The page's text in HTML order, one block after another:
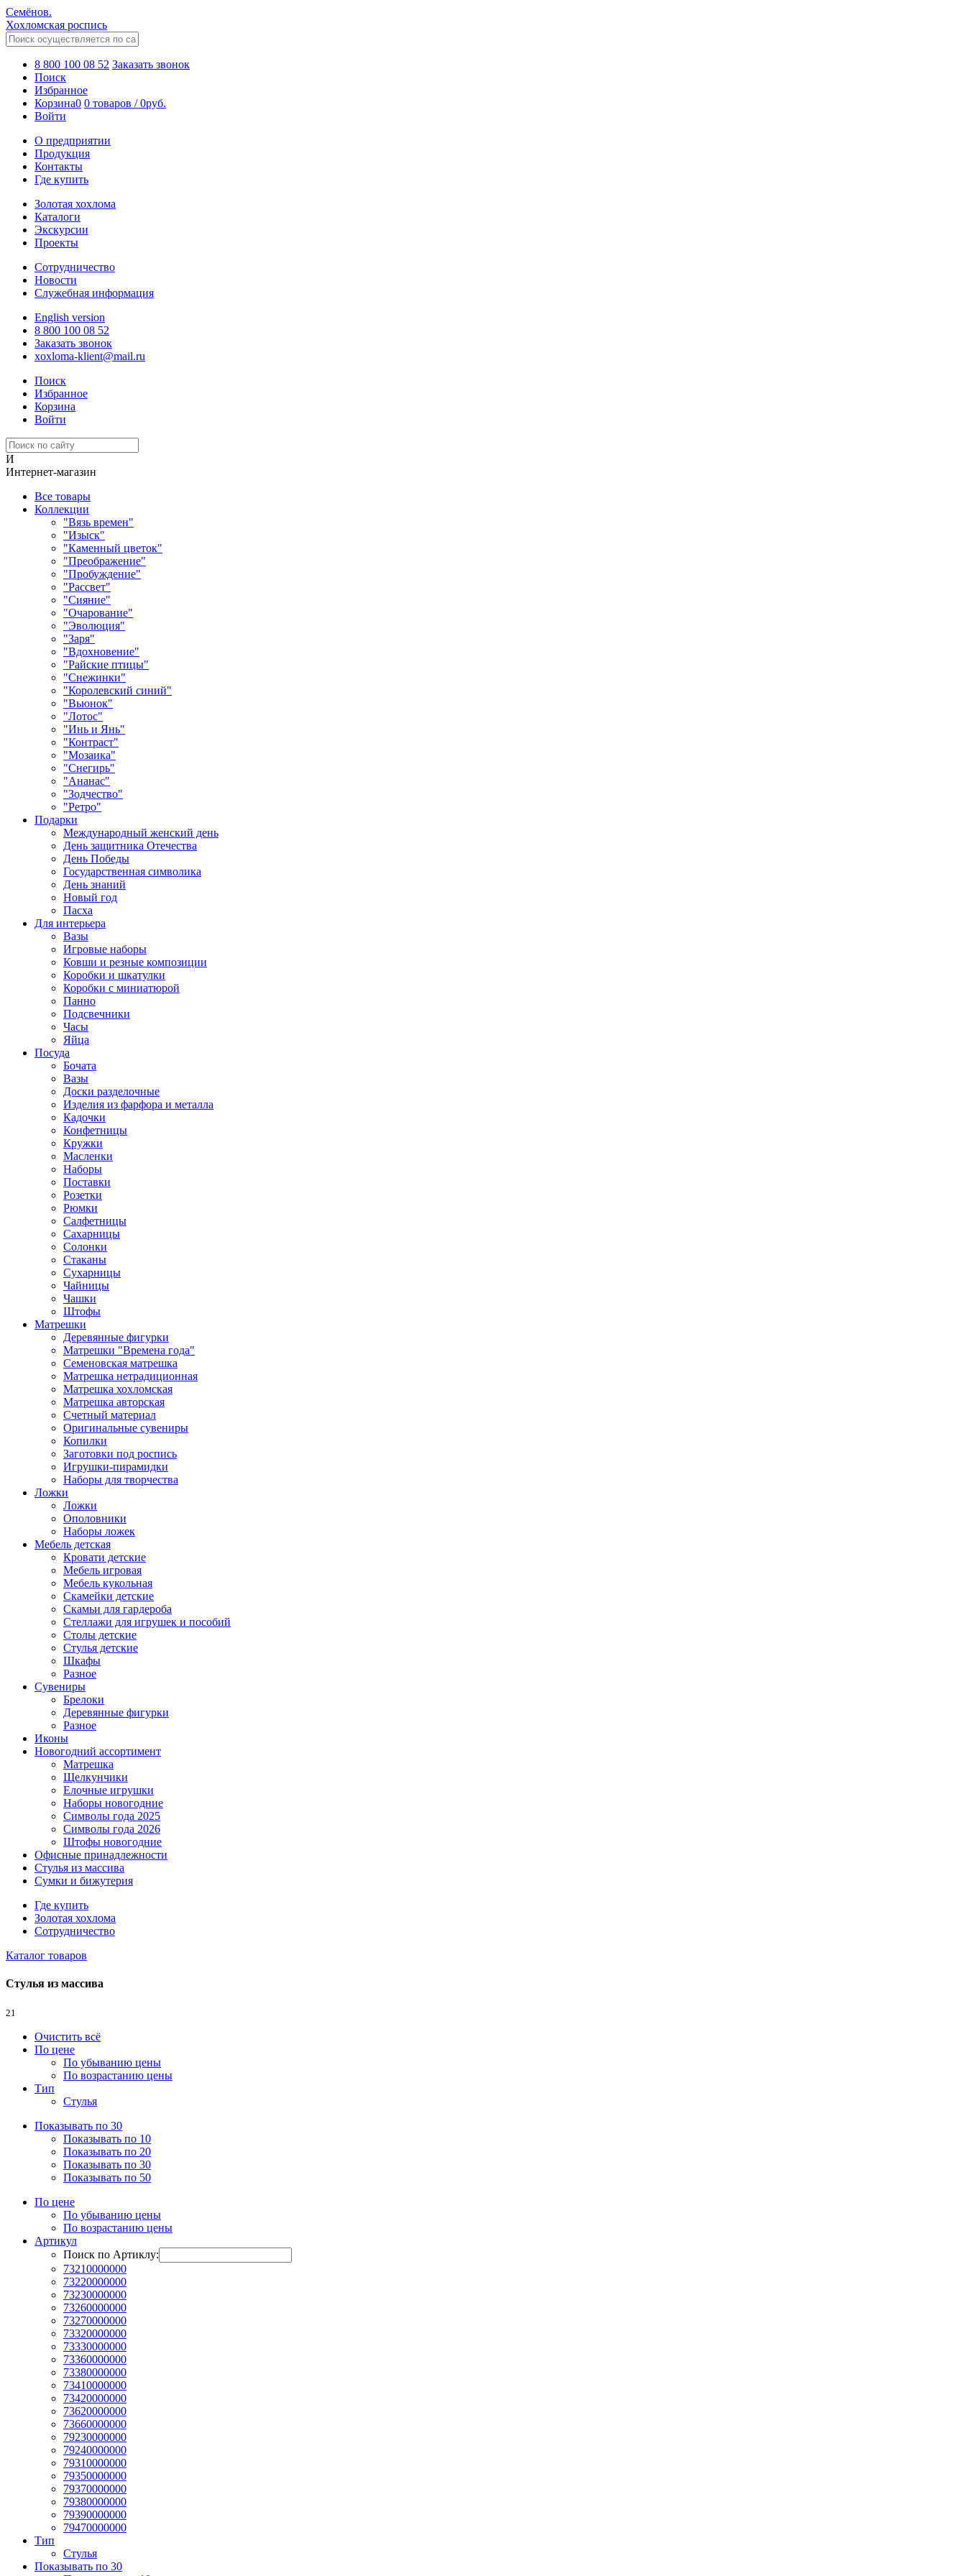
Семёнов.
Хохломская роспись
8 800 100 08 52 Заказать звонок
Поиск
Избранное
Корзина0 0 товаров /0руб.
Войти
О предприятии
Продукция
Контакты
Где купить
Золотая хохлома
Каталоги
Экскурсии
Проекты
Сотрудничество
Новости
Служебная информация
English version
8 800 100 08 52
Заказать звонок
xoxloma-klient@mail.ru
Поиск
Избранное
Корзина
Войти
И
Интернет-магазин
Все товары
Коллекции
"Вязь времен"
"Изыск"
"Каменный цветок"
"Преображение"
"Пробуждение"
"Рассвет"
"Сияние"
"Очарование"
"Эволюция"
"Заря"
"Вдохновение"
"Райские птицы"
"Снежинки"
"Королевский синий"
"Вьюнок"
"Лотос"
"Инь и Янь"
"Контраст"
"Мозаика"
"Снегирь"
"Ананас"
"Зодчество"
"Ретро"
Подарки
Международный женский день
День защитника Отечества
День Победы
Государственная символика
День знаний
Новый год
Пасха
Для интерьера
Вазы
Игровые наборы
Ковши и резные композиции
Коробки и шкатулки
Коробки с миниатюрой
Панно
Подсвечники
Часы
Яйца
Посуда
Бочата
Вазы
Доски разделочные
Изделия из фарфора и металла
Кадочки
Конфетницы
Кружки
Масленки
Наборы
Поставки
Розетки
Рюмки
Салфетницы
Сахарницы
Солонки
Стаканы
Сухарницы
Чайницы
Чашки
Штофы
Матрешки
Деревянные фигурки
Матрешки "Времена года"
Семеновская матрешка
Матрешка нетрадиционная
Матрешка хохломская
Матрешка авторская
Счетный материал
Оригинальные сувениры
Копилки
Заготовки под роспись
Игрушки-пирамидки
Наборы для творчества
Ложки
Ложки
Ополовники
Наборы ложек
Мебель детская
Кровати детские
Мебель игровая
Мебель кукольная
Скамейки детские
Скамьи для гардероба
Стеллажи для игрушек и пособий
Столы детские
Стулья детские
Шкафы
Разное
Сувениры
Брелоки
Деревянные фигурки
Разное
Иконы
Новогодний ассортимент
Матрешка
Щелкунчики
Елочные игрушки
Наборы новогодние
Символы года 2025
Символы года 2026
Штофы новогодние
Офисные принадлежности
Стулья из массива
Сумки и бижутерия
Где купить
Золотая хохлома
Сотрудничество
Каталог товаров
Стулья из массива
21
Очистить всё
По цене
По убыванию цены
По возрастанию цены
Тип
Стулья
Показывать по 30
Показывать по 10
Показывать по 20
Показывать по 30
Показывать по 50
По цене
По убыванию цены
По возрастанию цены
Артикул
Поиск по Артиклу:
73210000000
73220000000
73230000000
73260000000
73270000000
73320000000
73330000000
73360000000
73380000000
73410000000
73420000000
73620000000
73660000000
79230000000
79240000000
79310000000
79350000000
79370000000
79380000000
79390000000
79470000000
Тип
Стулья
Показывать по 30